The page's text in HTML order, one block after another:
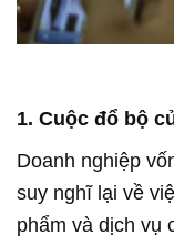
1. Cuộc đổ bộ
Doanh nghiệp
suy nghĩ lại về
phẩm và dịch vụ